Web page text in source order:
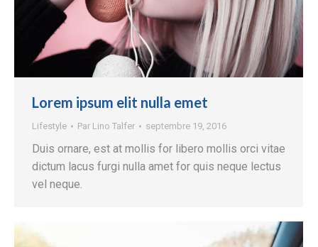
Lorem ipsum elit nulla emet
Lifestyle Par Lino Talfer septembre 19, 2016
Duis ornare, est at mollis for libero mollis orci vitae
dictum lacus furgi nulla amet for quis neque lectus
vel neque.